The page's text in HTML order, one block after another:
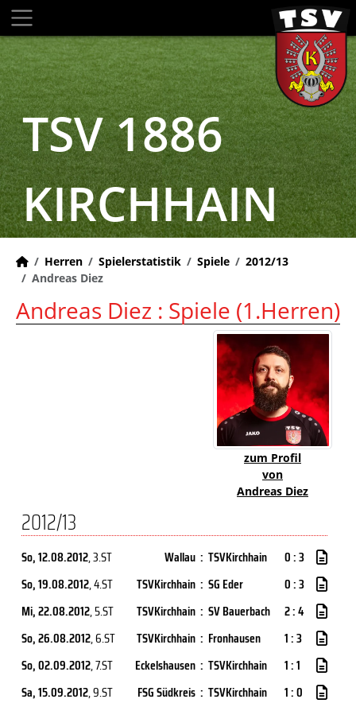
TSV 1886
KIRCHHAIN
Herren Spielerstatistik Spiele
2012/13
Andreas Diez
Andreas Diez : Spiele (1.Herren)
zum Profil
von
Andreas Diez
2012/13
So, 12.08.2012, 3.ST Wallau : TSVKirchhain
0 : 3
So, 19.08.2012, 4.ST TSVKirchhain : SG Eder
0 : 3
Mi, 22.08.2012, 5.ST TSVKirchhain : SV Bauerbach
2 : 4
So, 26.08.2012, 6.ST TSVKirchhain : Fronhausen
1 : 3
So, 02.09.2012, 7.ST Eckelshausen : TSVKirchhain
1 : 1
Sa, 15.09.2012, 9.ST FSG Südkreis : TSVKirchhain
1 : 0